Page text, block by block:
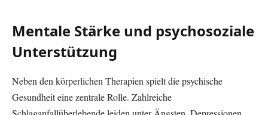
Mentale Stärke und psychosoziale
Unterstützung
Neben den körperlichen Therapien spielt die psychische
Gesundheit eine zentrale Rolle. Zahlreiche